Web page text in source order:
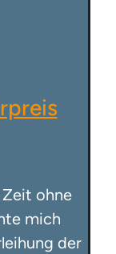
ohne
mich
der